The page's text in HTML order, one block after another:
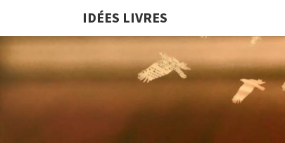
IDÉES LIVRES